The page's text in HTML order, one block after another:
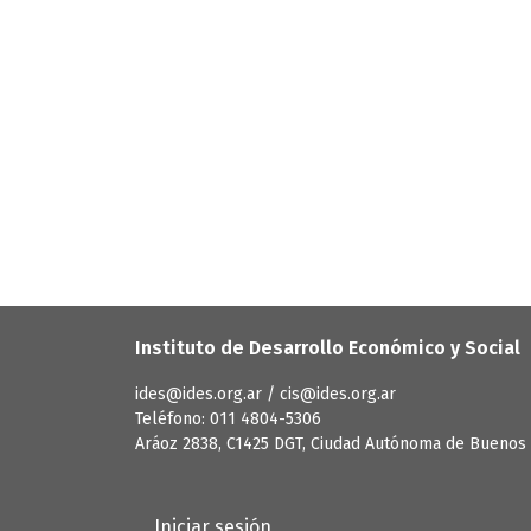
Instituto de Desarrollo Económico y Social
ides@ides.org.ar / cis@ides.org.ar
Teléfono: 011 4804-5306
Aráoz 2838, C1425 DGT, Ciudad Autónoma de Buenos